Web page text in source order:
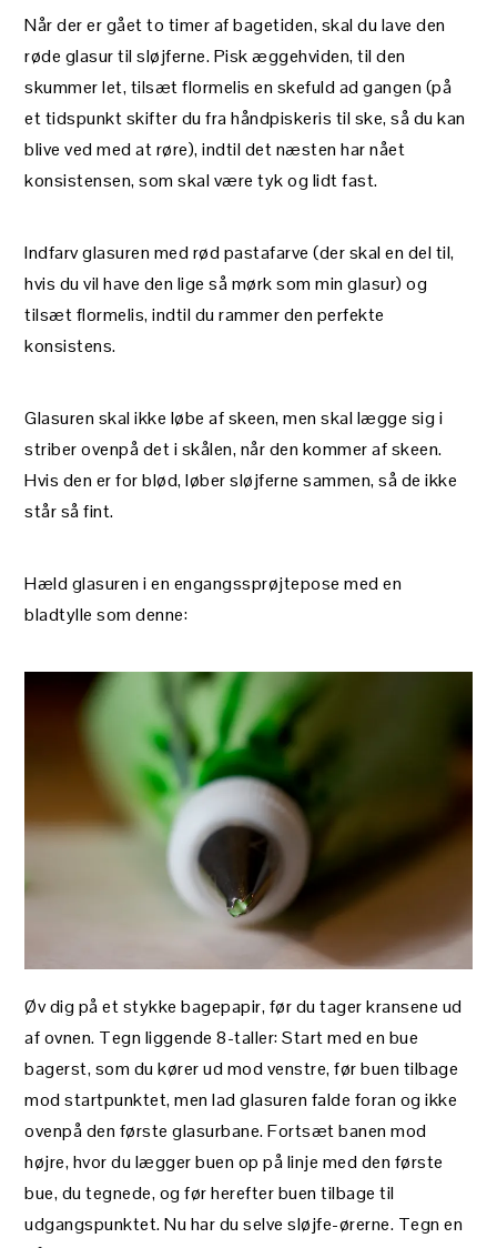
Når der er gået to timer af bagetiden, skal du lave den
røde glasur til sløjferne. Pisk æggehviden, til den
skummer let, tilsæt flormelis en skefuld ad gangen (på
et tidspunkt skifter du fra håndpiskeris til ske, så du kan
blive ved med at røre), indtil det næsten har nået
konsistensen, som skal være tyk og lidt fast.
Indfarv glasuren med rød pastafarve (der skal en del til,
hvis du vil have den lige så mørk som min glasur) og
tilsæt flormelis, indtil du rammer den perfekte
konsistens.
Glasuren skal ikke løbe af skeen, men skal lægge sig i
striber ovenpå det i skålen, når den kommer af skeen.
Hvis den er for blød, løber sløjferne sammen, så de ikke
står så fint.
Hæld glasuren i en engangssprøjtepose med en
bladtylle som denne:
Øv dig på et stykke bagepapir, før du tager kransene ud
af ovnen. Tegn liggende 8-taller: Start med en bue
bagerst, som du kører ud mod venstre, før buen tilbage
mod startpunktet, men lad glasuren falde foran og ikke
ovenpå den første glasurbane. Fortsæt banen mod
højre, hvor du lægger buen op på linje med den første
bue, du tegnede, og før herefter buen tilbage til
udgangspunktet. Nu har du selve sløjfe-ørerne. Tegn en